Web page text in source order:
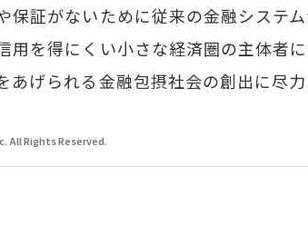
保証がないために従来の金融システ
用を得にくい小さな経済圏の主体者
あげられる金融包摂社会の創出に尽力
All Rights Reserved.